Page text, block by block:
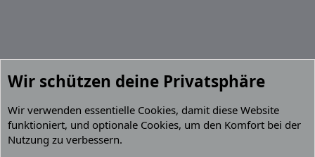
Wir schützen deine Privatsphäre
Wir verwenden essentielle Cookies, damit diese Website
funktioniert, und optionale Cookies, um den Komfort bei der
Nutzung zu verbessern.